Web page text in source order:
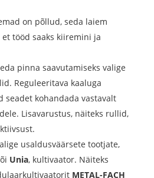
on põllud, seda laiem
tööd saaks kiiremini ja
pinna saavutamiseks valige
Reguleeritava kaaluga
seadet kohandada vastavalt
Lisavarustus, näiteks rullid,
usaldusväärsete tootjate,
Unia, kultivaator. Näiteks
METAL-FACH